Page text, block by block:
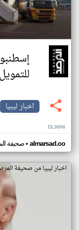
اخبار ليبيا
DL99NI
صحيفة• almarsad.co
اخبار ليبيا من صحيفة